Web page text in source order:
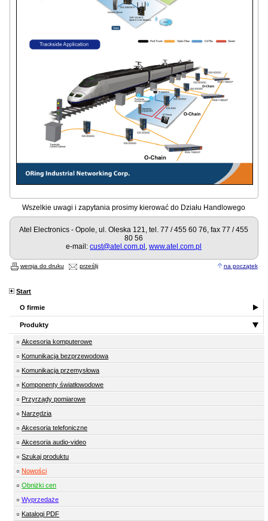
Wszelkie uwagi i zapytania prosimy kierować do Działu Handlowego
Atel Electronics - Opole, ul. Oleska 121, tel. 77 / 455 60 76, fax 77 / 455
80 56
e-mail:cust@atel.com.pl ,www.atel.com.pl
wersja do druku prześlij na początek
Start
O firmie
Produkty
Akcesoria komputerowe
Komunikacja bezprzewodowa
Komunikacja przemysłowa
Komponenty światłowodowe
Przyrządy pomiarowe
Narzędzia
Akcesoria telefoniczne
Akcesoria audio-video
Szukaj produktu
Nowości
Obniżki cen
Wyprzedaże
Katalogi PDF